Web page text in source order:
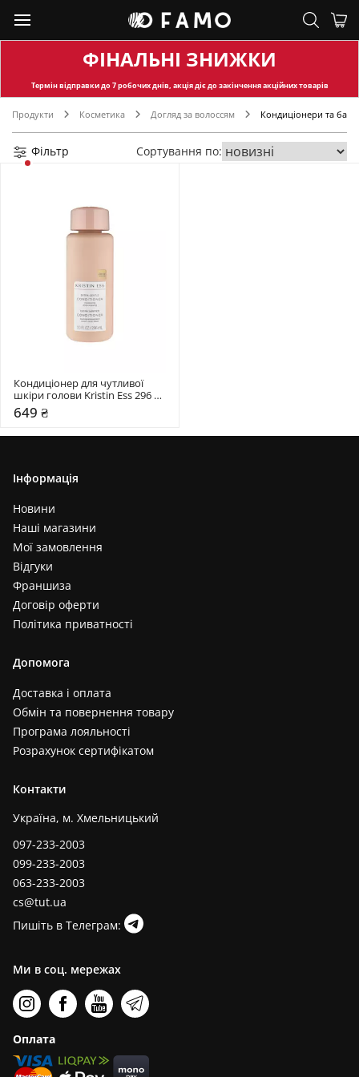
ФІНАЛЬНІ ЗНИЖКИ
Термін відправкидо 7 робочих днів, акція діє до закінчення акційних товарів
Продукти Косметика Догляд за волоссям Кондиціонери та
Фільтр Сортування по:
Кондиціонер для чутливої
шкіри голови Kristin Ess 296
мл
649 ₴
Інформація
Новини
Наші магазини
Мої замовлення
Відгуки
Франшиза
Договір оферти
Політика приватності
Допомога
Доставка і оплата
Обмін та повернення товару
Програма лояльності
Розрахунок сертифікатом
Контакти
Україна, м. Хмельницький
097-233-2003
099-233-2003
063-233-2003
cs@tut.ua
Пишіть в Телеграм:
Ми в соц. мережах
Оплата